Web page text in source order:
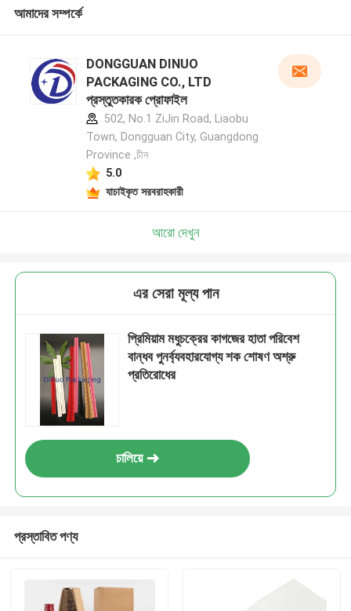
আমাদের সম্পর্কে
DONGGUAN DINUO
PACKAGING CO., LTD
প্রস্তুতকারক প্রোফাইল
502, No.1 ZiJin Road, Liaobu
Town, Dongguan City, Guangdong
Province ,চীন
5.0
যাচাইকৃত সরবরাহকারী
আরো দেখুন
এর সেরা মূল্য পান
প্রিমিয়াম মধুচক্রের কাগজের হাতা পরিবেশ
বান্ধব পুনর্ব্যবহারযোগ্য শক শোষণ অশ্রু
প্রতিরোধের
চালিয়ে
প্রস্তাবিত পণ্য